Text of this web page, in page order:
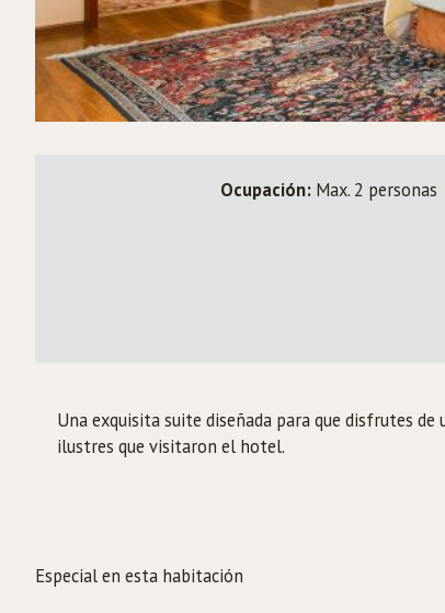
Ocupación: Max. 2 personas
Una exquisita suite diseñada para que disfrutes
ilustres que visitaron el hotel.
Especial en esta habitación